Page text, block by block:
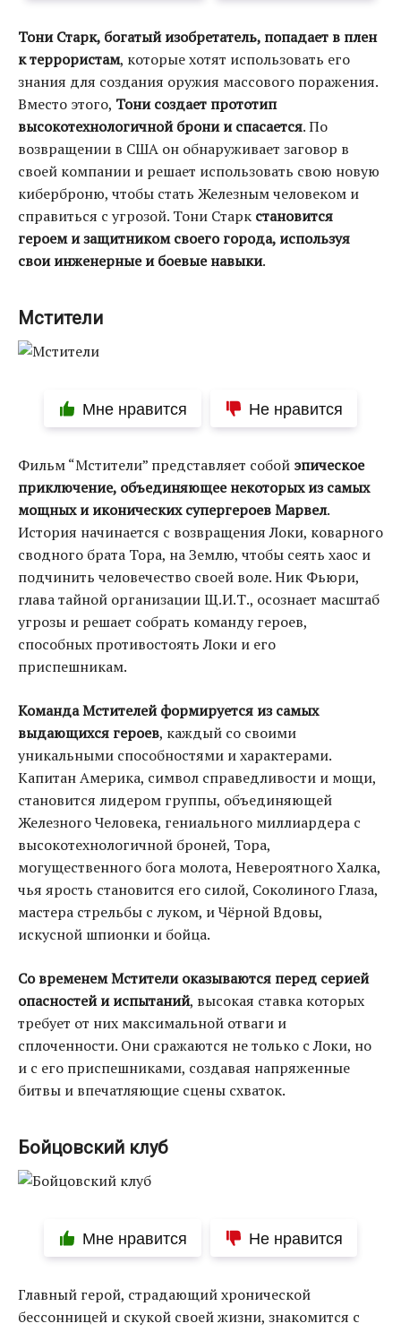
Тони Старк, богатый изобретатель, попадает в плен
к террористам, которые хотят использовать его
знания для создания оружия массового поражения.
Вместо этого, Тони создает прототип
высокотехнологичной брони и спасается. По
возвращении в США он обнаруживает заговор в
своей компании и решает использовать свою новую
киберброню, чтобы стать Железным человеком и
справиться с угрозой. Тони Старк становится
героем и защитником своего города, используя
свои инженерные и боевые навыки.
Мстители
Мне нравится Не нравится
Фильм “Мстители” представляет собой эпическое
приключение, объединяющее некоторых из самых
мощных и иконических супергероев Марвел.
История начинается с возвращения Локи, коварного
сводного брата Тора, на Землю, чтобы сеять хаос и
подчинить человечество своей воле. Ник Фьюри,
глава тайной организации Щ.И.Т., осознает масштаб
угрозы и решает собрать команду героев,
способных противостоять Локи и его
приспешникам.
Команда Мстителей формируется из самых
выдающихся героев, каждый со своими
уникальными способностями и характерами.
Капитан Америка, символ справедливости и мощи,
становится лидером группы, объединяющей
Железного Человека, гениального миллиардера с
высокотехнологичной броней, Тора,
могущественного бога молота, Невероятного Халка,
чья ярость становится его силой, Соколиного Глаза,
мастера стрельбы с луком, и Чёрной Вдовы,
искусной шпионки и бойца.
Со временем Мстители оказываются перед серией
опасностей и испытаний, высокая ставка которых
требует от них максимальной отваги и
сплоченности. Они сражаются не только с Локи, но
и с его приспешниками, создавая напряженные
битвы и впечатляющие сцены схваток.
Бойцовский клуб
Мне нравится Не нравится
Главный герой, страдающий хронической
бессонницей и скукой своей жизни, знакомится с